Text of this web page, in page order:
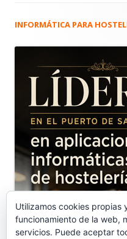
Barra
principal
INFORMÁTICA PARA
Utilizamos cookies propias
funcionamiento de la web,
servicios. Puede aceptar